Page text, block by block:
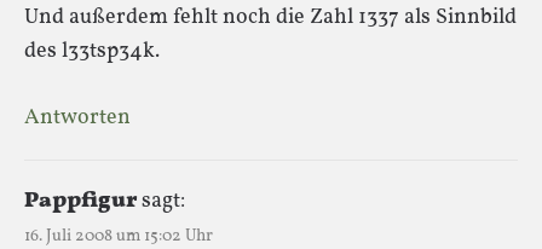
Und außerdem fehlt noch die Zahl 1337 als Sinnbild
des l33tsp34k.
Antworten
Pappfigursagt:
16. Juli 2008 um 15:02 Uhr